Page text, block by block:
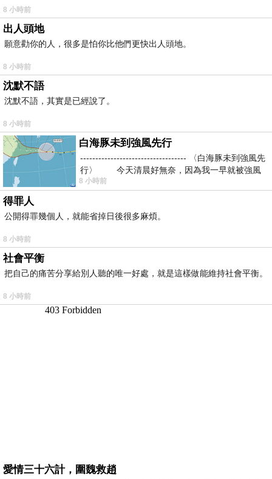
8 小時前
出人頭地
願意勸你的人，很多是怕你比他們更快出人頭地。
8 小時前
沈默不語
沈默不語，其實是已經說了。
8 小時前
白海豚未到強風先行
----------------------------------- 〈白海豚未到強風先
行〉 今天清晨好無奈，因為我一早就被強風
8 小時前
得罪人
公開得罪幾個人，就能省掉日後很多麻煩。
8 小時前
社會平衡
把自己的痛苦分享給別人聽的唯一好處，就是這樣做能維持社會平衡。
8 小時前
愛情三十六計，圍魏救趙